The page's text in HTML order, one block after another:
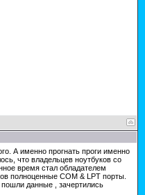
А именно прогнать проги именно
что владельцев ноутбуков со
время стал обладателем
полноценные COM & LPT порты.
данные , зачертились